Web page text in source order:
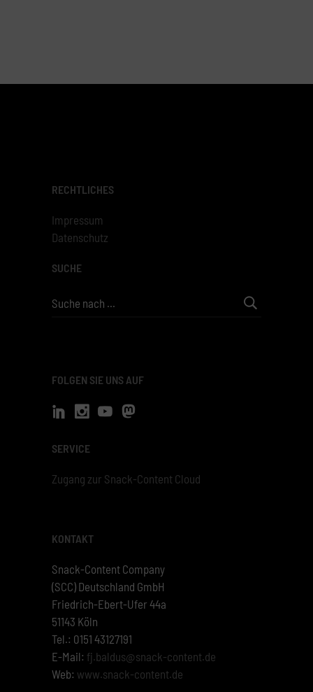
RECHTLICHES
Impressum
Datenschutz
SUCHE
Search
FOLGEN SIE UNS AUF
SERVICE
Zugang zur Snack-Content Cloud
KONTAKT
Snack-Content Company
(SCC) Deutschland GmbH
Friedrich-Ebert-Ufer 44a
51143 Köln
Tel.: 0151 43127191
E-Mail: fj.baldus@snack-content.de
Web: www.snack-content.de